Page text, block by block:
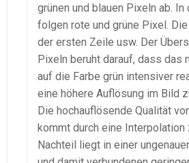
grünen und blauen Pixeln ab.
folgen rote und grüne Pixel.
der ersten Zeile usw. Der
Pixeln beruht darauf, dass das
auf die Farbe grün intensiver
eine höhere Auflösung im Bild
Die hochauflösende Qualität
kommt durch eine Interpolation
Nachteil liegt in einer